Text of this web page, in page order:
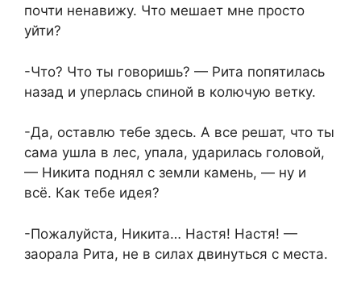
почти нeнавижу. Что мешает мне просто
уйти?
-Что? Что ты говоришь? — Рита попятилась
назад и уперлась спиной в колючую ветку.
-Да, оставлю тебе здесь. А все решат, что ты
сама ушла в лес, упала, ударилась головой,
— Никита поднял с земли камень, — ну и
всё. Как тебе идея?
-Пожалуйста, Никита… Настя! Настя! —
заорала Рита, не в силах двинуться с места.